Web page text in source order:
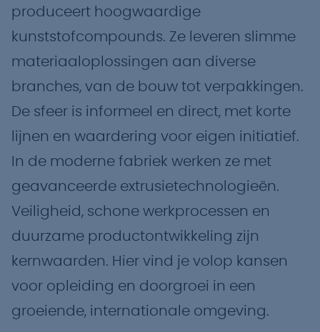
produceert hoogwaardige
kunststofcompounds. Ze leveren slimme
materiaaloplossingen aan diverse
branches, van de bouw tot verpakkingen.
De sfeer is informeel en direct, met korte
lijnen en waardering voor eigen initiatief.
In de moderne fabriek werken ze met
geavanceerde extrusietechnologieën.
Veiligheid, schone werkprocessen en
duurzame productontwikkeling zijn
kernwaarden. Hier vind je volop kansen
voor opleiding en doorgroei in een
groeiende, internationale omgeving.